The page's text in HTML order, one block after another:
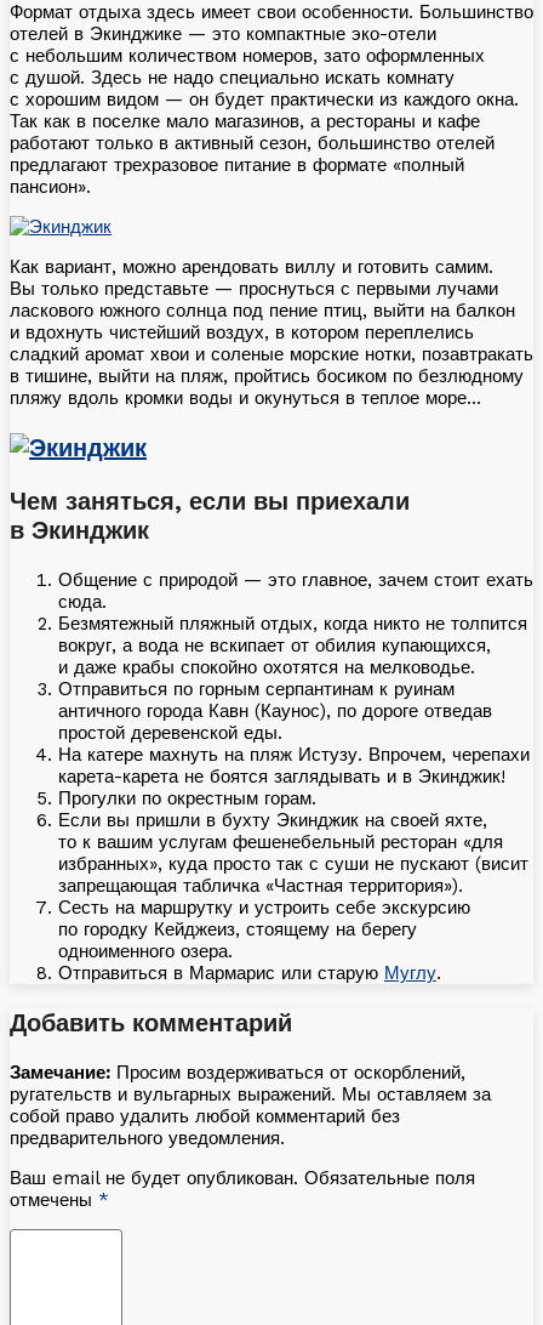
Формат отдыха здесь имеет свои особенности. Большинство
отелей в Экинджике — это компактные эко-отели
с небольшим количеством номеров, зато оформленных
с душой. Здесь не надо специально искать комнату
с хорошим видом — он будет практически из каждого окна.
Так как в поселке мало магазинов, а рестораны и кафе
работают только в активный сезон, большинство отелей
предлагают трехразовое питание в формате «полный
пансион».
Как вариант, можно арендовать виллу и готовить самим.
Вы только представьте — проснуться с первыми лучами
ласкового южного солнца под пение птиц, выйти на балкон
и вдохнуть чистейший воздух, в котором переплелись
сладкий аромат хвои и соленые морские нотки, позавтракать
в тишине, выйти на пляж, пройтись босиком по безлюдному
пляжу вдоль кромки воды и окунуться в теплое море…
Чем заняться, если вы приехали
в Экинджик
Общение с природой — это главное, зачем стоит ехать
сюда.
Безмятежный пляжный отдых, когда никто не толпится
вокруг, а вода не вскипает от обилия купающихся,
и даже крабы спокойно охотятся на мелководье.
Отправиться по горным серпантинам к руинам
античного города Кавн (Каунос), по дороге отведав
простой деревенской еды.
На катере махнуть на пляж Истузу. Впрочем, черепахи
карета-карета не боятся заглядывать и в Экинджик!
Прогулки по окрестным горам.
Если вы пришли в бухту Экинджик на своей яхте,
то к вашим услугам фешенебельный ресторан «для
избранных», куда просто так с суши не пускают (висит
запрещающая табличка «Частная территория»).
Сесть на маршрутку и устроить себе экскурсию
по городку Кейджеиз, стоящему на берегу
одноименного озера.
Отправиться в Мармарис или старую Муглу.
Добавить комментарий
Замечание: Просим воздерживаться от оскорблений,
ругательств и вульгарных выражений. Мы оставляем за
собой право удалить любой комментарий без
предварительного уведомления.
Ваш email не будет опубликован. Обязательные поля
отмечены *